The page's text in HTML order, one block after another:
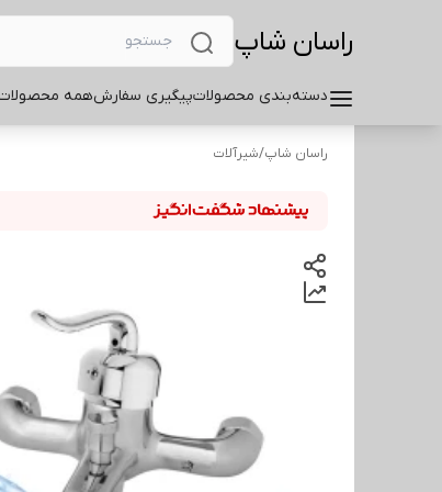
راسان شاپ
دسته‌بندی محصولاتپیگیری سفارشهمه
راسان شاپ/شیرآلات